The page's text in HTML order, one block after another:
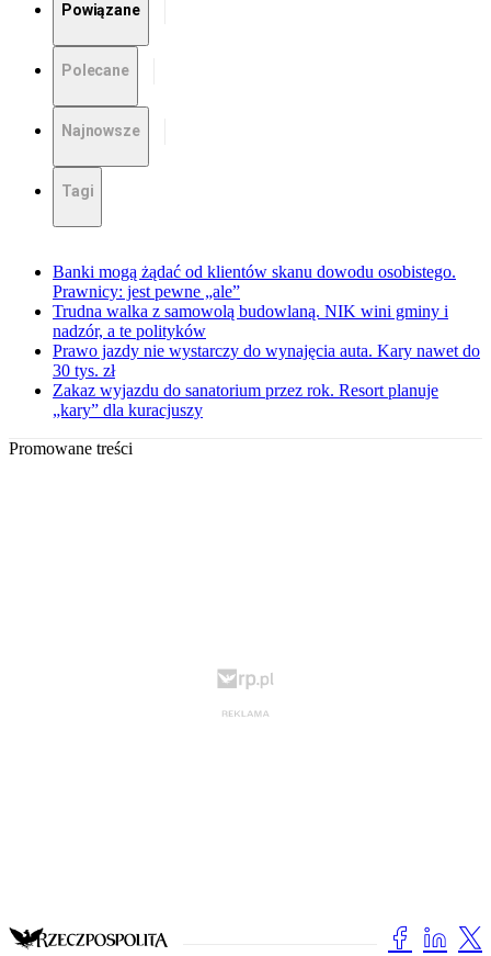
Powiązane
Polecane
Najnowsze
Tagi
Banki mogą żądać od klientów skanu dowodu osobistego.
Prawnicy: jest pewne „ale”
Trudna walka z samowolą budowlaną. NIK wini gminy i
nadzór, a te polityków
Prawo jazdy nie wystarczy do wynajęcia auta. Kary nawet do
30 tys. zł
Zakaz wyjazdu do sanatorium przez rok. Resort planuje
„kary” dla kuracjuszy
Promowane treści